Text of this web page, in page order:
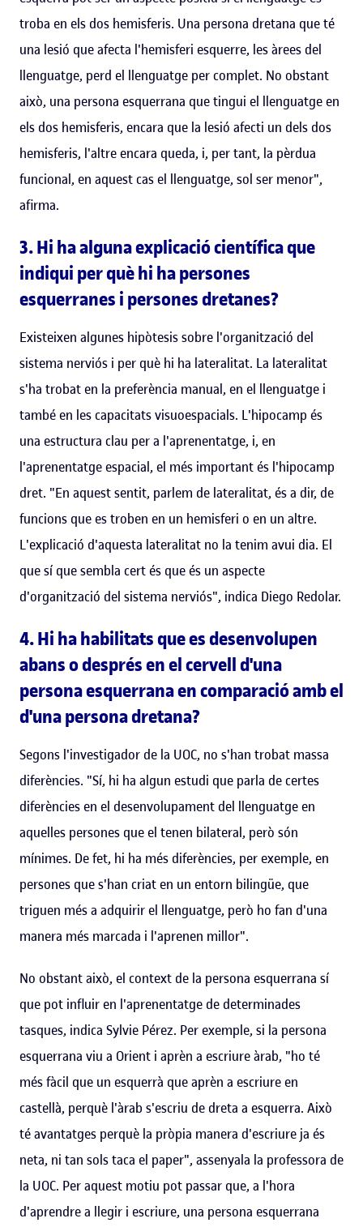
troba en els dos hemisferis. Una persona dretana que té
una lesió que afecta l'hemisferi esquerre, les àrees del
llenguatge, perd el llenguatge per complet. No obstant
això, una persona esquerrana que tingui el llenguatge en
els dos hemisferis, encara que la lesió afecti un dels dos
hemisferis, l'altre encara queda, i, per tant, la pèrdua
funcional, en aquest cas el llenguatge, sol ser menor",
afirma.
3. Hi ha alguna explicació científica que
indiqui per què hi ha persones
esquerranes i persones dretanes?
Existeixen algunes hipòtesis sobre l'organització del
sistema nerviós i per què hi ha lateralitat. La lateralitat
s'ha trobat en la preferència manual, en el llenguatge i
també en les capacitats visuoespacials. L'hipocamp és
una estructura clau per a l'aprenentatge, i, en
l'aprenentatge espacial, el més important és l'hipocamp
dret. "En aquest sentit, parlem de lateralitat, és a dir, de
funcions que es troben en un hemisferi o en un altre.
L'explicació d'aquesta lateralitat no la tenim avui dia. El
que sí que sembla cert és que és un aspecte
d'organització del sistema nerviós", indica Diego Redolar.
4. Hi ha habilitats que es desenvolupen
abans o després en el cervell d'una
persona esquerrana en comparació amb el
d'una persona dretana?
Segons l'investigador de la UOC, no s'han trobat massa
diferències. "Sí, hi ha algun estudi que parla de certes
diferències en el desenvolupament del llenguatge en
aquelles persones que el tenen bilateral, però són
mínimes. De fet, hi ha més diferències, per exemple, en
persones que s'han criat en un entorn bilingüe, que
triguen més a adquirir el llenguatge, però ho fan d'una
manera més marcada i l'aprenen millor".
No obstant això, el context de la persona esquerrana sí
que pot influir en l'aprenentatge de determinades
tasques, indica Sylvie Pérez. Per exemple, si la persona
esquerrana viu a Orient i aprèn a escriure àrab, "ho té
més fàcil que un esquerrà que aprèn a escriure en
castellà, perquè l'àrab s'escriu de dreta a esquerra. Això
té avantatges perquè la pròpia manera d'escriure ja és
neta, ni tan sols taca el paper", assenyala la professora de
la UOC. Per aquest motiu pot passar que, a l'hora
d'aprendre a llegir i escriure, una persona esquerrana